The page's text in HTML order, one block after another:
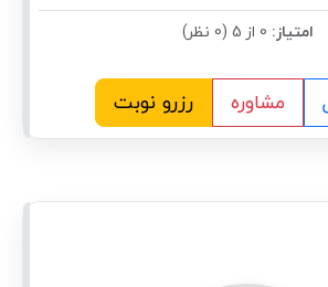
امتیاز:
مشاوره رزرو نوبت